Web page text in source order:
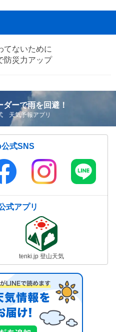
てないために
防災力アップ
ダーで雨を回避！
天気予報アプリ
式SNS
式アプリ
tenki.jp 登山天気